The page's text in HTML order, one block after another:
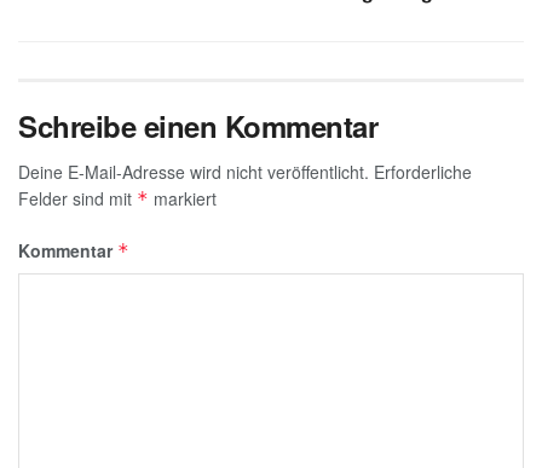
Schreibe einen Kommentar
Deine E-Mail-Adresse wird nicht veröffentlicht. Erforderliche
Felder sind mit * markiert
Kommentar *